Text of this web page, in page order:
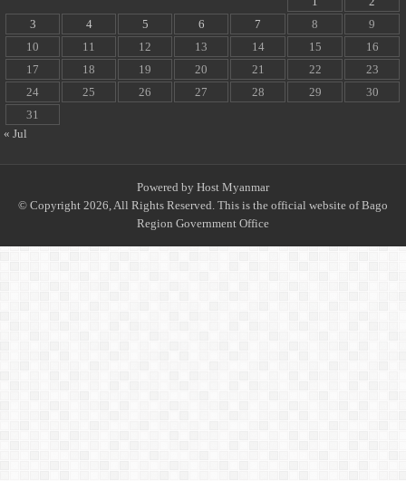
3
4 5 6 7 8
9
10
11 12 13 14 15
16
17
18 19 20 21 22
23
24
25 26 27 28 29
30
31
« Jul
Powered by Host Myanmar
© Copyright 2026, All Rights Reserved. This is the official website of Bago
Region Government Office